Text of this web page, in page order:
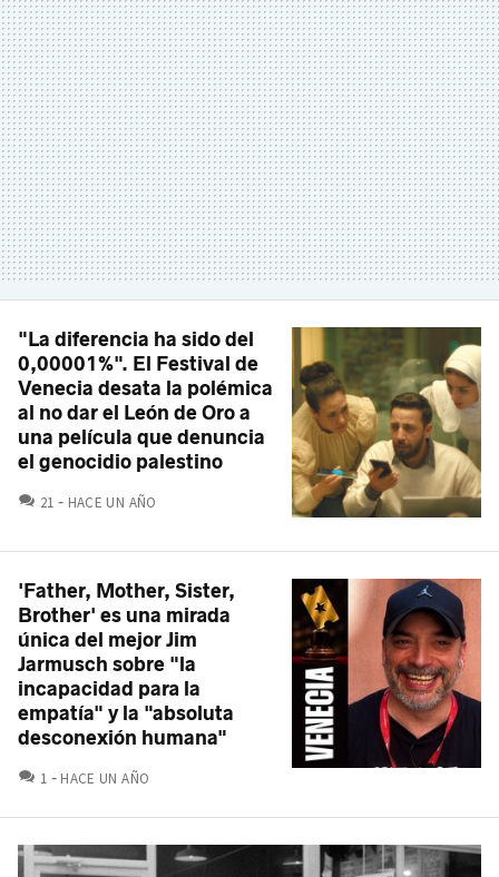
"La diferencia ha sido del
0,00001%". El Festival de
Venecia desata la polémica
al no dar el León de Oro a
una película que denuncia
el genocidio palestino
21 COMENTARIOS
HACE UN AÑO
'Father, Mother, Sister,
Brother' es una mirada
única del mejor Jim
Jarmusch sobre "la
incapacidad para la
empatía" y la "absoluta
desconexión humana"
1 COMENTARIOS
HACE UN AÑO